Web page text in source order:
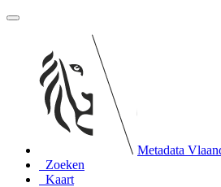
Metadata
Zoeken
Kaart